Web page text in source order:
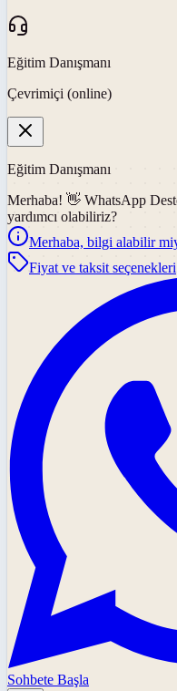
Eğitim Danışmanı
Çevrimiçi (online)
Eğitim Danışmanı
Merhaba! 👋 WhatsApp
yardımcı olabiliriz?
Merhaba, bilgi alabilir
Fiyat ve taksit seçenekleri
Sohbete Başla